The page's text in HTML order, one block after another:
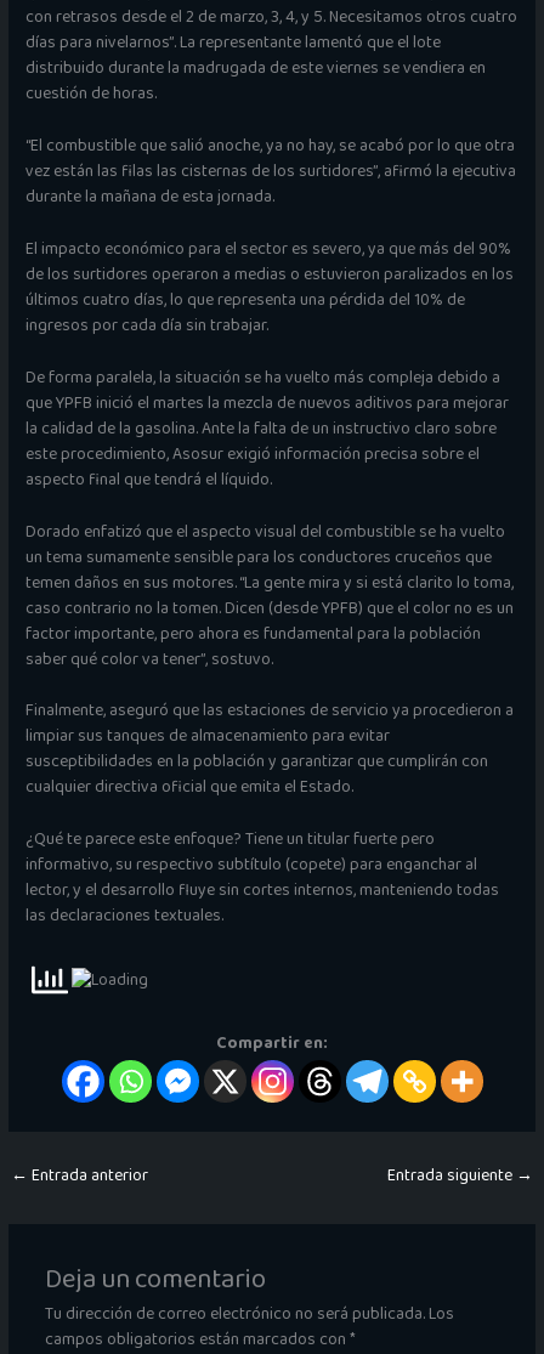
con retrasos desde el 2 de marzo, 3, 4, y 5. Necesitamos otros cuatro
días para nivelarnos”. La representante lamentó que el lote
distribuido durante la madrugada de este viernes se vendiera en
cuestión de horas.
“El combustible que salió anoche, ya no hay, se acabó por lo que otra
vez están las filas las cisternas de los surtidores”, afirmó la ejecutiva
durante la mañana de esta jornada.
El impacto económico para el sector es severo, ya que más del 90%
de los surtidores operaron a medias o estuvieron paralizados en los
últimos cuatro días, lo que representa una pérdida del 10% de
ingresos por cada día sin trabajar.
De forma paralela, la situación se ha vuelto más compleja debido a
que YPFB inició el martes la mezcla de nuevos aditivos para mejorar
la calidad de la gasolina. Ante la falta de un instructivo claro sobre
este procedimiento, Asosur exigió información precisa sobre el
aspecto final que tendrá el líquido.
Dorado enfatizó que el aspecto visual del combustible se ha vuelto
un tema sumamente sensible para los conductores cruceños que
temen daños en sus motores. “La gente mira y si está clarito lo toma,
caso contrario no la tomen. Dicen (desde YPFB) que el color no es un
factor importante, pero ahora es fundamental para la población
saber qué color va tener”, sostuvo.
Finalmente, aseguró que las estaciones de servicio ya procedieron a
limpiar sus tanques de almacenamiento para evitar
susceptibilidades en la población y garantizar que cumplirán con
cualquier directiva oficial que emita el Estado.
¿Qué te parece este enfoque? Tiene un titular fuerte pero
informativo, su respectivo subtítulo (copete) para enganchar al
lector, y el desarrollo fluye sin cortes internos, manteniendo todas
las declaraciones textuales.
Compartir en:
← Entrada anterior Entrada siguiente →
Deja un comentario
Tu dirección de correo electrónico no será publicada.Los
campos obligatorios están marcados con*